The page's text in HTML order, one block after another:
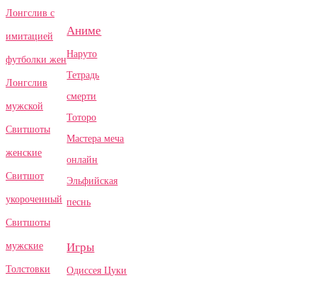
Лонгслив с
имитацией
футболки жен
Лонгслив
мужской
Свитшоты
женские
Свитшот
укороченный
Свитшоты
мужские
Толстовки
Аниме
Наруто
Тетрадь
смерти
Тоторо
Мастера меча
онлайн
Эльфийская
песнь
Игры
Одиссея Цуки